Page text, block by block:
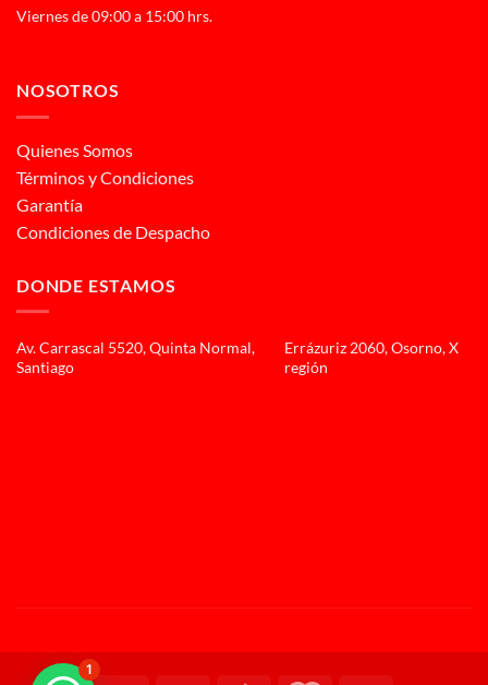
Viernes de 09:00 a 15:00 hrs.
NOSOTROS
Quienes Somos
Términos y Condiciones
Garantía
Condiciones de Despacho
DONDE ESTAMOS
Av. Carrascal 5520, Quinta Normal,
Santiago
Errázuriz 2060, Osorno, X
región
1